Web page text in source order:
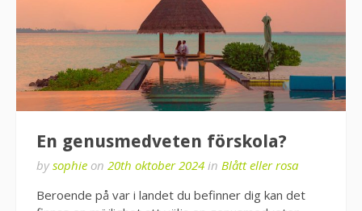
En genusmedveten förskola?
bysophie on 20th oktober 2024 in Blått eller rosa
Beroende på var i landet du befinner dig kan det